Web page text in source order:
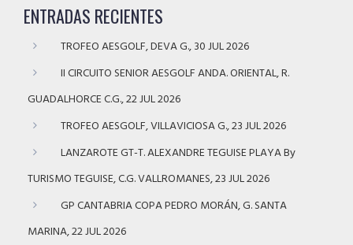
ENTRADAS RECIENTES
TROFEO AESGOLF, DEVA G., 30 JUL 2026
II CIRCUITO SENIOR AESGOLF ANDA. ORIENTAL, R.
GUADALHORCE C.G., 22 JUL 2026
TROFEO AESGOLF, VILLAVICIOSA G., 23 JUL 2026
LANZAROTE GT-T. ALEXANDRE TEGUISE PLAYA By
TURISMO TEGUISE, C.G. VALLROMANES, 23 JUL 2026
GP CANTABRIA COPA PEDRO MORÁN, G. SANTA
MARINA, 22 JUL 2026